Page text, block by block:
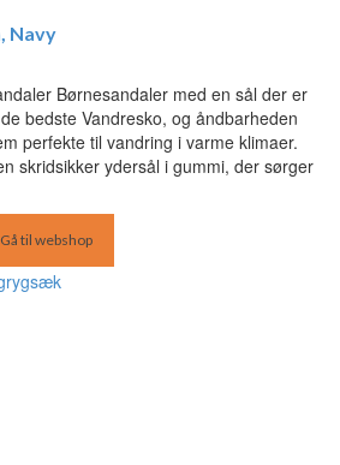
Navy
Børnesandaler med en sål der er
bedste Vandresko, og åndbarheden
perfekte til vandring i varme klimaer.
skridsikker ydersål i gummi, der sørger
Gå til webshop